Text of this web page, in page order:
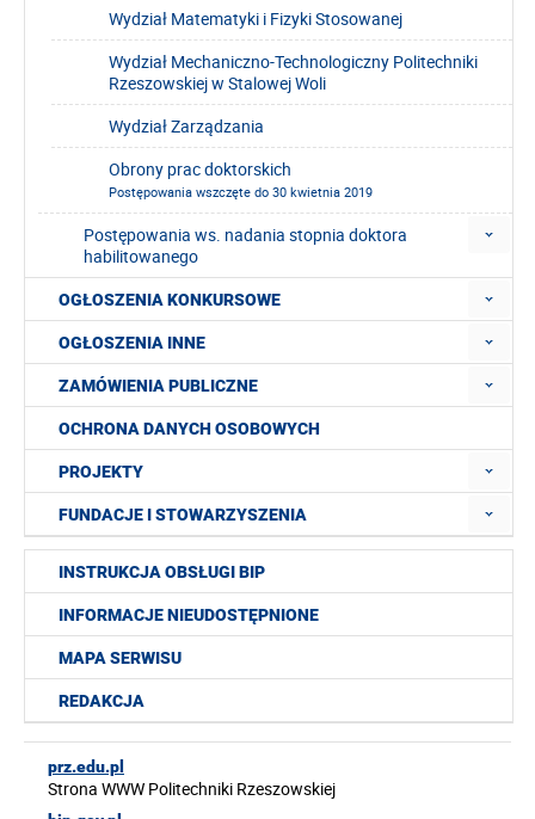
Wydział Matematyki i Fizyki Stosowanej
Wydział Mechaniczno-Technologiczny Politechniki
Rzeszowskiej w Stalowej Woli
Wydział Zarządzania
Obrony prac doktorskich
Postępowania wszczęte do 30 kwietnia 2019
Postępowania ws. nadania stopnia doktora
habilitowanego
OGŁOSZENIA KONKURSOWE
OGŁOSZENIA INNE
ZAMÓWIENIA PUBLICZNE
OCHRONA DANYCH OSOBOWYCH
PROJEKTY
FUNDACJE I STOWARZYSZENIA
INSTRUKCJA OBSŁUGI BIP
INFORMACJE NIEUDOSTĘPNIONE
MAPA SERWISU
REDAKCJA
prz.edu.pl
Strona WWW Politechniki Rzeszowskiej